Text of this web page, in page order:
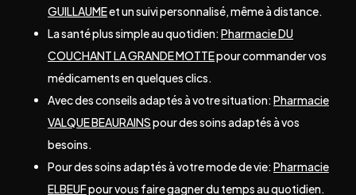
GUILLAUMEet un suivi personnalisé, même à distance.
La santé plus simple au quotidien: Pharmacie DU
COUCHANT LA GRANDE MOTTEpour commander vos
médicaments en quelques clics.
Avec des conseils adaptés à votre situation: Pharmacie
VALQUE BEAURAINSpour des soins adaptés à vos
besoins.
Pour des soins adaptés à votre mode de vie: Pharmacie
ELBEUFpour vous faire gagner du temps au quotidien.